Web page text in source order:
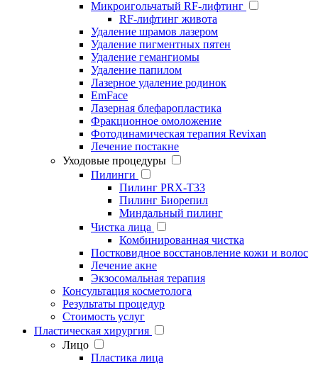
Микроигольчатый RF-лифтинг
RF-лифтинг живота
Удаление шрамов лазером
Удаление пигментных пятен
Удаление гемангиомы
Удаление папилом
Лазерное удаление родинок
EmFace
Лазерная блефаропластика
Фракционное омоложение
Фотодинамическая терапия Revixan
Лечение постакне
Уходовые процедуры
Пилинги
Пилинг PRX-T33
Пилинг Биорепил
Миндальный пилинг
Чистка лица
Комбинированная чистка
Постковидное восстановление кожи и волос
Лечение акне
Экзосомальная терапия
Консультация косметолога
Результаты процедур
Стоимость услуг
Пластическая хирургия
Лицо
Пластика лица